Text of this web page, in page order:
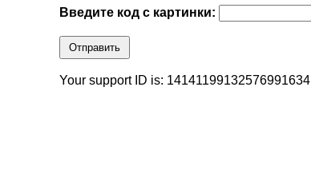
Введите код с картинки:
Отправить
Your support ID is: 14141199132576991634